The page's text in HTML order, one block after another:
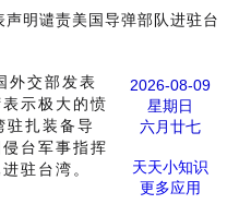
明谴责美国导弹部队进驻台
2026-08-09
星期日
六月廿七
天天小知识
更多应用
交部发表
示极大的愤
驻扎装备导
台军事指挥
驻台湾。